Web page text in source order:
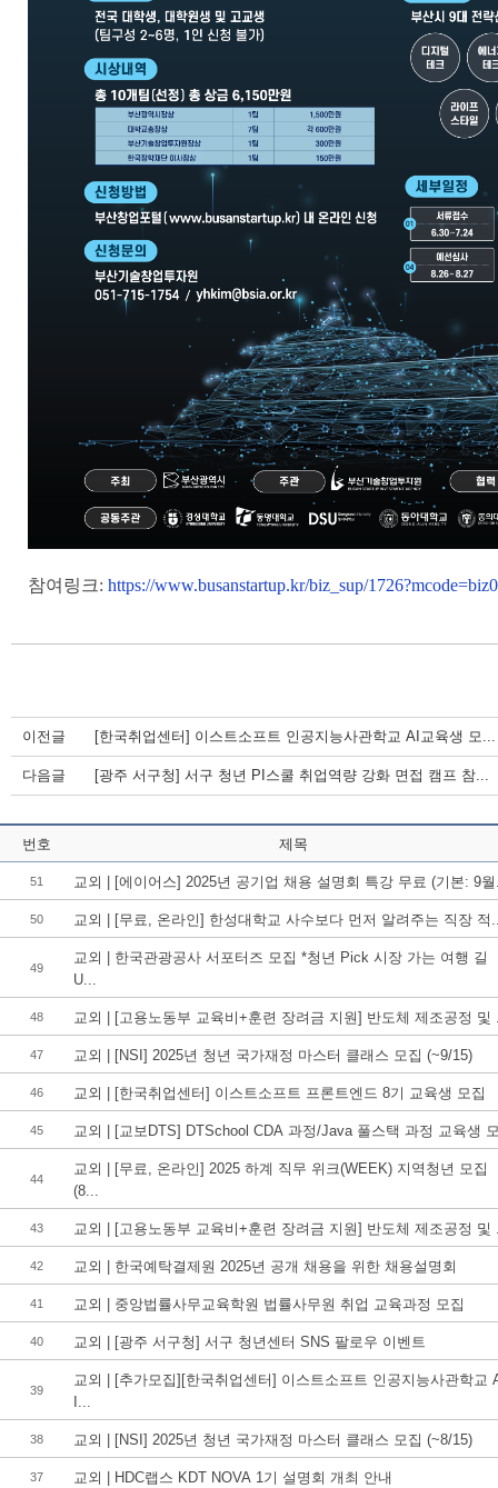
참여링크: https://www.busanstartup.kr/biz_sup/
이전글 [한국취업센터] 이스트소프트 인공지능사관학교 AI교육생 모...
다음글 [광주 서구청] 서구 청년 PI스쿨 취업역량 강화 면접 캠프 참...
번호 제목
51 교외 | [에이어스] 2025년 공기업 채용 설명회 특강 무료 (기본: 9
50 교외 | [무료, 온라인] 한성대학교 사수보다 먼저 알려주는 직장 적
49
교외 | 한국관광공사 서포터즈 모집 *청년 Pick 시장 가는 여행 길
U...
48 교외 | [고용노동부 교육비+훈련 장려금 지원] 반도체 제조공정 및
47 교외 | [NSI] 2025년 청년 국가재정 마스터 클래스 모집 (~9/15)
46 교외 | [한국취업센터] 이스트소프트 프론트엔드 8기 교육생 모집
45 교외 | [교보DTS] DTSchool CDA 과정/Java 풀스택 과정 교육생
44
교외 | [무료, 온라인] 2025 하계 직무 위크(WEEK) 지역청년 모집
(8...
43 교외 | [고용노동부 교육비+훈련 장려금 지원] 반도체 제조공정 및
42 교외 | 한국예탁결제원 2025년 공개 채용을 위한 채용설명회
41 교외 | 중앙법률사무교육학원 법률사무원 취업 교육과정 모집
40 교외 | [광주 서구청] 서구 청년센터 SNS 팔로우 이벤트
39
교외 | [추가모집][한국취업센터] 이스트소프트 인공지능사관학교
I...
38 교외 | [NSI] 2025년 청년 국가재정 마스터 클래스 모집 (~8/15)
37 교외 | HDC랩스 KDT NOVA 1기 설명회 개최 안내